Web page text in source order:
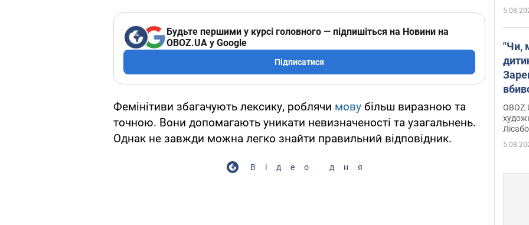
Будьте першими у курсі головного — підпишіться на Новини на
OBOZ.UA у Google
Підписатися
Фемінітиви збагачують лексику, роблячи мову більш виразною та
точною. Вони допомагають уникати невизначеності та узагальнень.
Однак не завжди можна легко знайти правильний відповідник.
Відео дня
"Чи,
в